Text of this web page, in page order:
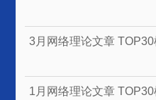
3月网络理论文章 TOP30
1月网络理论文章 TOP30